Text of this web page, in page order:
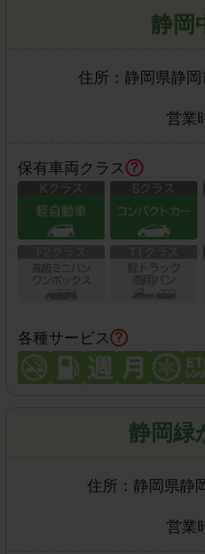
静岡
住所： 静岡県静
営業
保有車両クラス
各種サービス
静岡緑
住所： 静岡県静
営業